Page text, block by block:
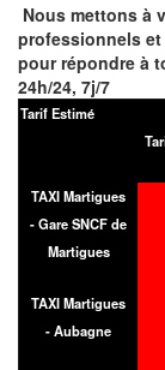
Nous mettons à
professionnels et
pour répondre à
24h/24, 7j/7
Tarif Estimé
TAXI Martigues
- Gare SNCF de
Martigues
TAXI Martigues
- Aubagne